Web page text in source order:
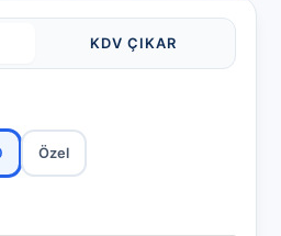
KDV ÇIKAR
Özel